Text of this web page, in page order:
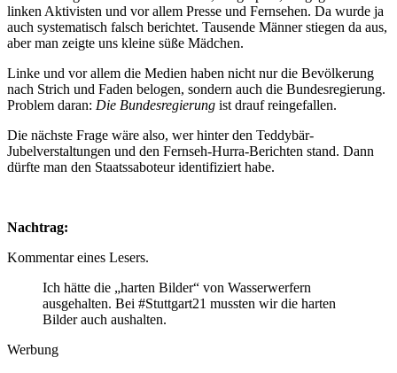
linken Aktivisten und vor allem Presse und Fernsehen. Da wurde ja
auch systematisch falsch berichtet. Tausende Männer stiegen da aus,
aber man zeigte uns kleine süße Mädchen.
Linke und vor allem die Medien haben nicht nur die Bevölkerung
nach Strich und Faden belogen, sondern auch die Bundesregierung.
Problem daran: Die Bundesregierung ist drauf reingefallen.
Die nächste Frage wäre also, wer hinter den Teddybär-
Jubelverstaltungen und den Fernseh-Hurra-Berichten stand. Dann
dürfte man den Staatssaboteur identifiziert habe.
Nachtrag:
Kommentar eines Lesers.
Ich hätte die „harten Bilder“ von Wasserwerfern
ausgehalten. Bei #Stuttgart21 mussten wir die harten
Bilder auch aushalten.
Werbung